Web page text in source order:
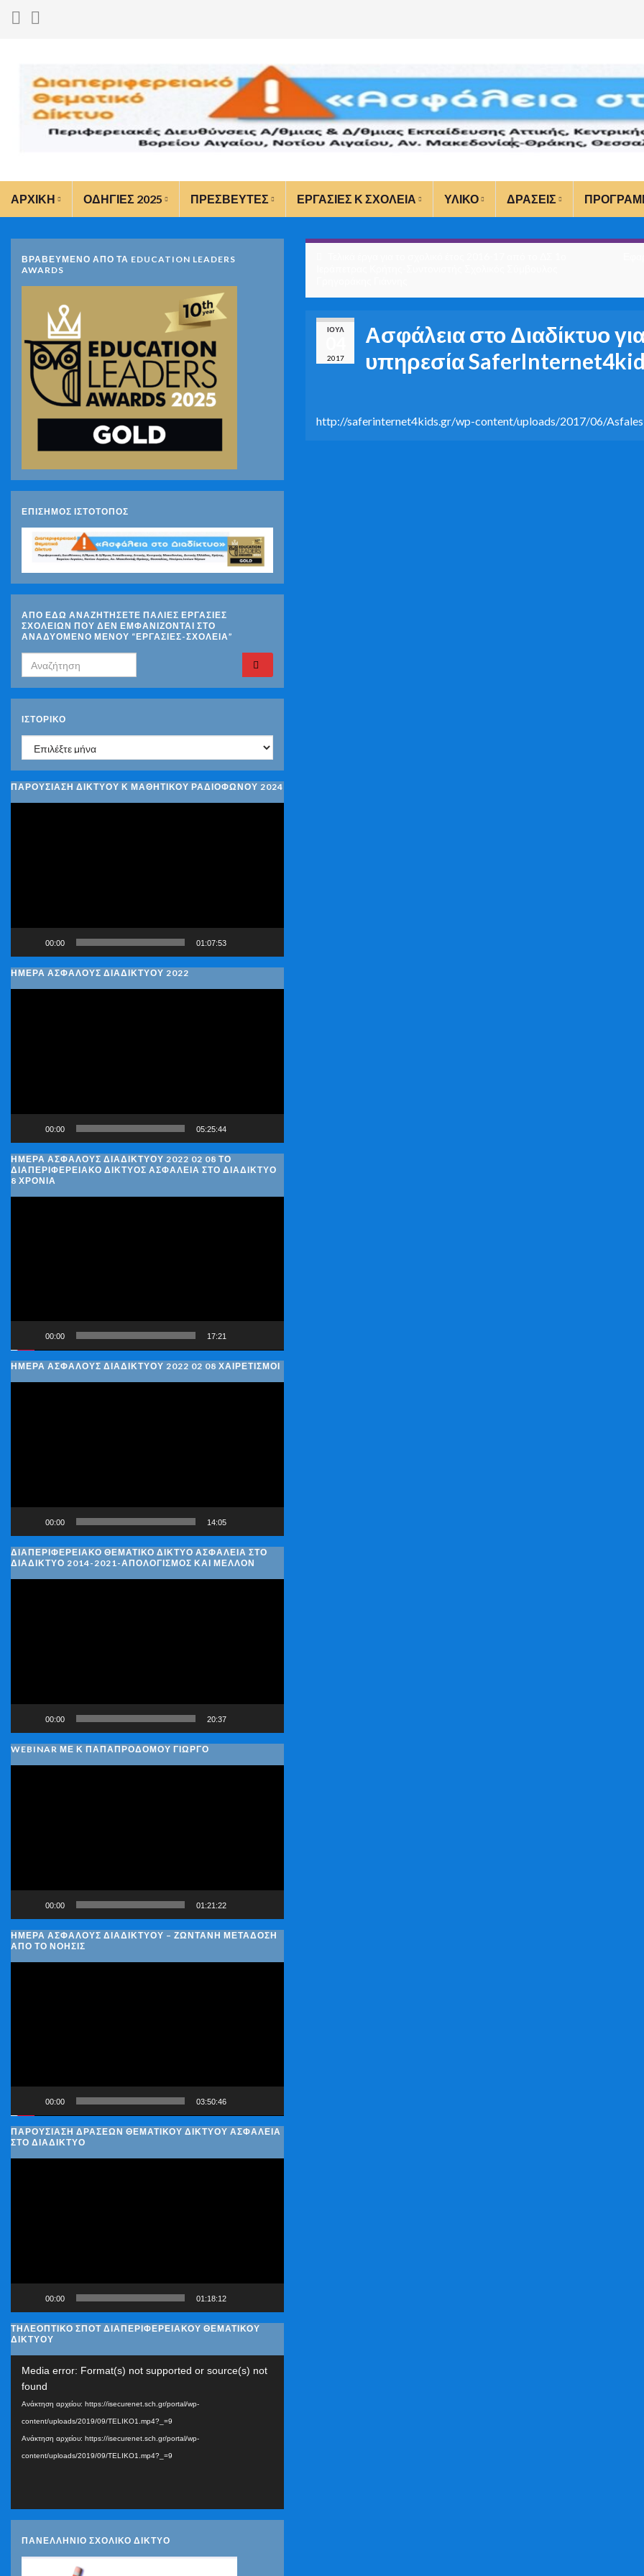
ΑΡΧΙΚΗ ΟΔΗΓΙΕΣ 2025 ΠΡΕΣΒΕΥΤΕΣ ΕΡΓΑΣΙΕΣ Κ ΣΧΟΛΕΙΑ ΥΛΙΚΟ ΔΡΑΣΕΙΣ
ΙΟΎΛ
2017
Ασφάλεια στο Διαδίκτυο
υπηρεσία
http://saferinternet4kids.gr/wp-content/uploads/2017/06/
ΒΡΑΒΕΥΜΕΝΟ ΑΠΟ ΤΑ EDUCATION LEADERS
AWARDS
ΕΠΙΣΗΜΟΣ ΙΣΤΟΤΟΠΟΣ
ΑΠΟ ΕΔΩ ΑΝΑΖΗΤΗΣΕΤΕ ΠΑΛΙΕΣ ΕΡΓΑΣΙΕΣ
ΣΧΟΛΕΙΩΝ ΠΟΥ ΔΕΝ ΕΜΦΑΝΙΖΟΝΤΑΙ ΣΤΟ
ΑΝΑΔΥΟΜΕΝΟ ΜΕΝΟΥ “ΕΡΓΑΣΙΕΣ-ΣΧΟΛΕΙΑ”
Search for:
ΙΣΤΟΡΙΚΌ
Ιστορικό
ΠΑΡΟΥΣΙΑΣΗ ΔΙΚΤΥΟΥ Κ ΜΑΘΗΤΙΚΟΥ ΡΑΔΙΟΦΩΝΟΥ 2024
00:00 01:07:53
ΗΜΕΡΑ ΑΣΦΑΛΟΥΣ ΔΙΑΔΙΚΤΥΟΥ 2022
00:00 05:25:44
ΗΜΈΡΑ ΑΣΦΑΛΟΎΣ ΔΙΑΔΙΚΤΎΟΥ 2022 02 08 ΤΟ
ΔΙΑΠΕΡΙΦΕΡΕΙΑΚΌ ΔΊΚΤΥΟΣ ΑΣΦΆΛΕΙΑ ΣΤΟ ΔΙΑΔΊΚΤΥΟ
8 ΧΡΌΝΙΑ
00:00 17:21
ΗΜΈΡΑ ΑΣΦΑΛΟΎΣ ΔΙΑΔΙΚΤΎΟΥ 2022 02 08 ΧΑΙΡΕΤΙΣΜΟΊ
00:00 14:05
ΔΙΑΠΕΡΙΦΕΡΕΙΑΚΌ ΘΕΜΑΤΙΚΌ ΔΊΚΤΥΟ ΑΣΦΆΛΕΙΑ ΣΤΟ
ΔΙΑΔΊΚΤΥΟ 2014-2021-ΑΠΟΛΟΓΙΣΜΌΣ ΚΑΙ ΜΈΛΛΟΝ
00:00 20:37
WEBINAR ΜΕ Κ ΠΑΠΑΠΡΟΔΌΜΟΥ ΓΙΏΡΓΟ
00:00 01:21:22
ΗΜΈΡΑ ΑΣΦΑΛΟΎΣ ΔΙΑΔΙΚΤΎΟΥ – ΖΩΝΤΑΝΉ ΜΕΤΆΔΟΣΗ
ΑΠΌ ΤΟ ΝΟΗΣΙΣ
00:00 03:50:46
ΠΑΡΟΥΣΊΑΣΗ ΔΡΆΣΕΩΝ ΘΕΜΑΤΙΚΟΎ ΔΙΚΤΎΟΥ ΑΣΦΆΛΕΙΑ
ΣΤΟ ΔΙΑΔΊΚΤΥΟ
00:00 01:18:12
ΤΗΛΕΟΠΤΙΚΟ ΣΠΟΤ ΔΙΑΠΕΡΙΦΕΡΕΙΑΚΟΥ ΘΕΜΑΤΙΚΟΥ
ΔΙΚΤΥΟΥ
Αναπαραγωγής
Βίντεο
Media error: Format(s) not supported or source(s) not
found
Ανάκτηση αρχείου: https://isecurenet.sch.gr/portal/wp-
content/uploads/2019/09/TELIKO1.mp4?_=9
Ανάκτηση αρχείου: https://isecurenet.sch.gr/portal/wp-
content/uploads/2019/09/TELIKO1.mp4?_=9
ΠΑΝΕΛΛΗΝΙΟ ΣΧΟΛΙΚΟ ΔΙΚΤΥΟ